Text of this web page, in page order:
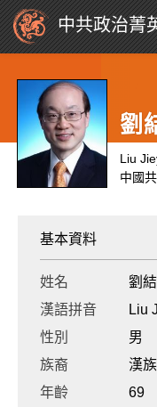
中共政治菁
劉
Liu
中國
基本資料
姓名
劉
漢語拼音
Liu
性別
男
族裔
漢族
年齡
69